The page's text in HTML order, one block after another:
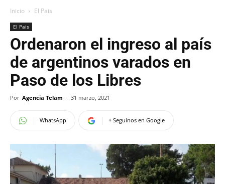
Inicio El Pais
El Pais
Ordenaron el ingreso al país
de argentinos varados en
Paso de los Libres
Por Agencia Telam - 31 marzo, 2021
WhatsApp + Seguinos en Google